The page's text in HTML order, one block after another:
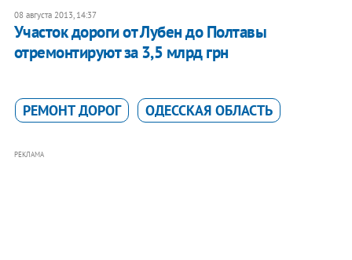
08 августа 2013, 14:37
Участок дороги от Лубен до Полтавы
отремонтируют за 3,5 млрд грн
РЕМОНТ ДОРОГ ОДЕССКАЯ ОБЛАСТЬ
РЕКЛАМА